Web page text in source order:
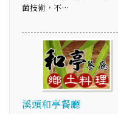
菌技術，不…
溪頭和亭餐廳